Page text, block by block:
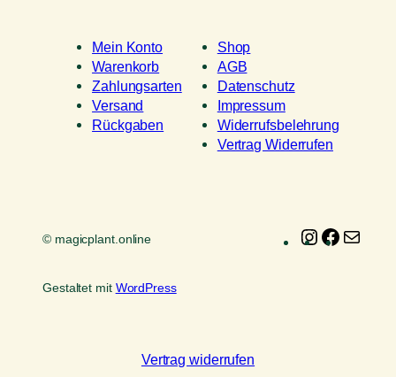
Mein Konto
Warenkorb
Zahlungsarten
Versand
Rückgaben
Shop
AGB
Datenschutz
Impressum
Widerrufsbelehrung
Vertrag Widerrufen
© magicplant.online Instagram
Gestaltet mit WordPress
Vertrag widerrufen